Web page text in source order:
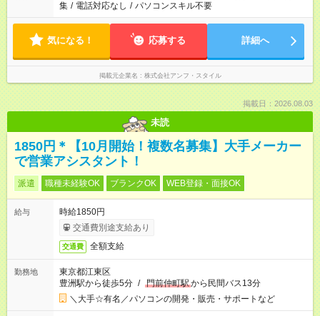
集 / 電話対応なし / パソコンスキル不要
気になる！ 応募する 詳細へ
掲載元企業名 株式会社アンフ・スタイル
掲載日：2026.08.03
未読
1850円＊【10月開始！複数名募集】大手メーカー
で営業アシスタント！
派遣 職種未経験OK ブランクOK WEB登録・面接OK
給与
時給1850円
交通費別途支給あり
交通費 全額支給
勤務地
東京都江東区
豊洲駅から徒歩5分 / 門前仲町駅から民間バス13分
＼大手☆有名／パソコンの開発・販売・サポートなど